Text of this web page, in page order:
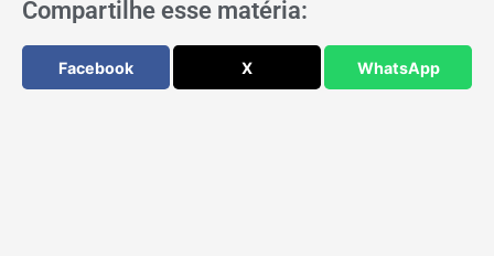
Compartilhe esse matéria:
Facebook X WhatsApp